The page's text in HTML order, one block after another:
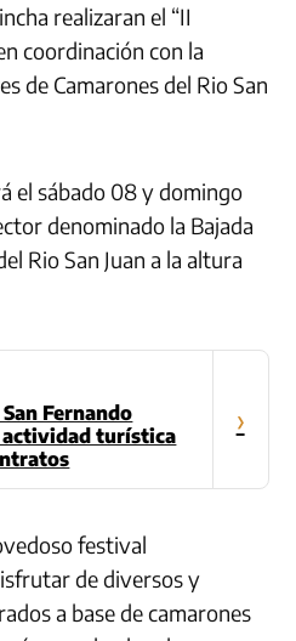
realizaran el “II
coordinación con la
de Camarones del Rio San
el sábado 08 y domingo
denominado la Bajada
Rio San Juan a la altura
Fernando
turística
›
festival
de diversos y
a base de camarones